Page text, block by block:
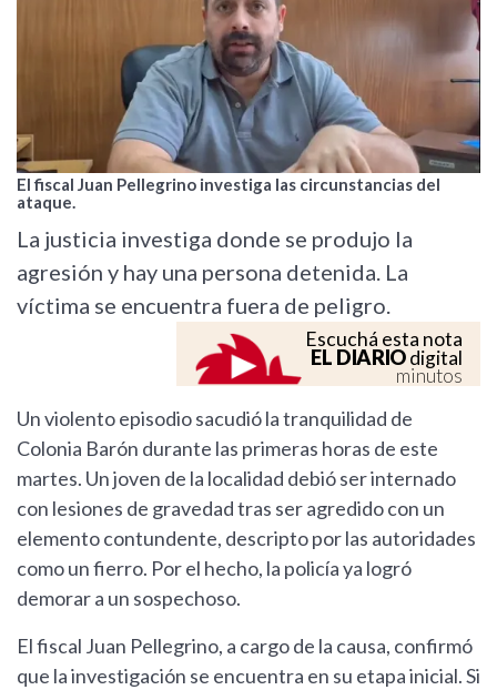
El fiscal Juan Pellegrino investiga las circunstancias del
ataque.
La justicia investiga donde se produjo la
agresión y hay una persona detenida. La
víctima se encuentra fuera de peligro.
Escuchá esta nota
EL DIARIOdigital
minutos
Un violento episodio sacudió la tranquilidad de
Colonia Barón durante las primeras horas de este
martes. Un joven de la localidad debió ser internado
con lesiones de gravedad tras ser agredido con un
elemento contundente, descripto por las autoridades
como un fierro. Por el hecho, la policía ya logró
demorar a un sospechoso.
El fiscal Juan Pellegrino, a cargo de la causa, confirmó
que la investigación se encuentra en su etapa inicial. Si